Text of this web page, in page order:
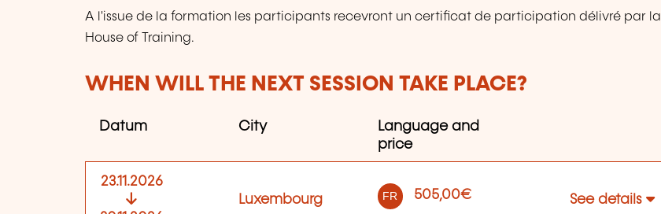
A l'issue de la formation les participants recevront un certificat de participation délivré par la
House of Training.
WHEN WILL THE NEXT SESSION TAKE PLACE?
Datum City
Language and
price
23.11.2026
Luxembourg FR 505,00€ See details